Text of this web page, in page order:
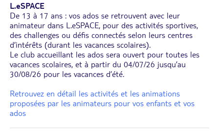
L.eSPACE
De 13 à 17 ans : vos ados se retrouvent avec leur
animateur dans L.eSPACE, pour des activités sportives,
des challenges ou défis connectés selon leurs centres
d’intérêts (durant les vacances scolaires).
Le club accueillant les ados sera ouvert pour toutes les
vacances scolaires, et à partir du 04/07/26 jusqu’au
30/08/26 pour les vacances d’été.
Retrouvez en détail les activités et les animations
proposées par les animateurs pour vos enfants et vos
ados